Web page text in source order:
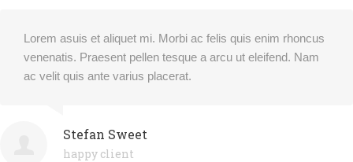
Lorem asuis et aliquet mi. Morbi ac felis quis enim rhoncus
venenatis. Praesent pellen tesque a arcu ut eleifend. Nam
ac velit quis ante varius placerat.
Stefan Sweet
happy client